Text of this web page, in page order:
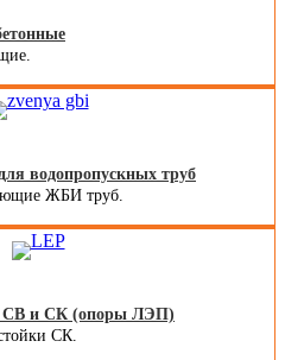
водопропускных труб
ЖБИ труб.
СВ и СК (опоры ЛЭП)
СК.